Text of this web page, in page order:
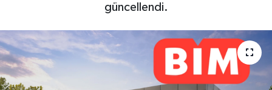
güncellendi.
Ekonomik Takvim
Kiripto Para Piyasası
Gizlilik Sözleşmesi